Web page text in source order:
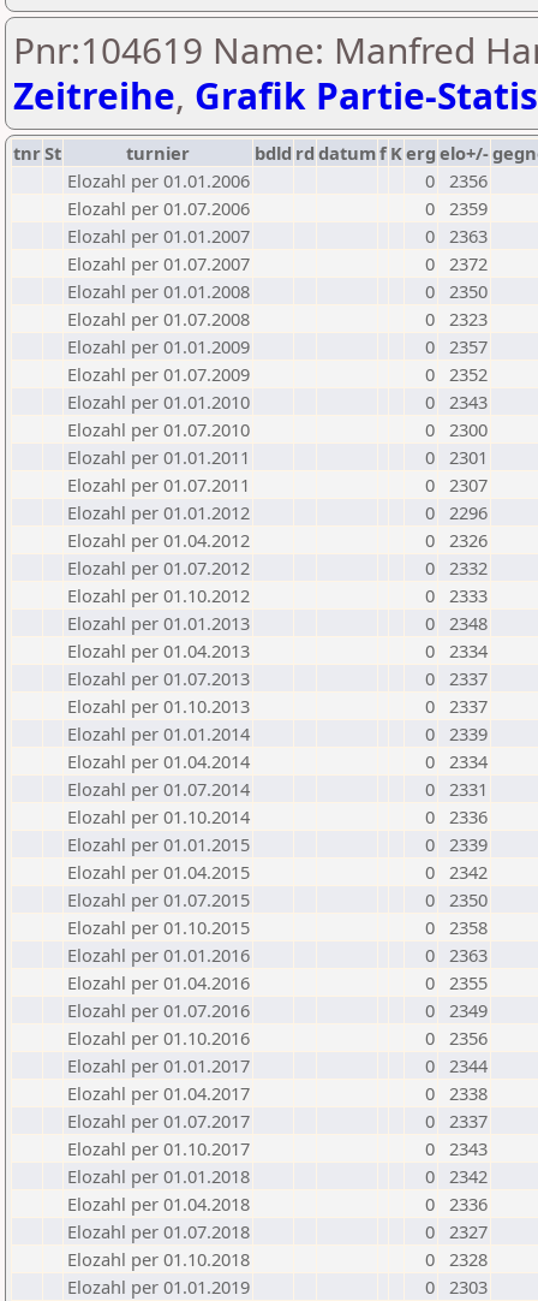
Pnr:104619 Name: Manfred
Zeitreihe, Grafik Partie-
tnrSt turnier bdld rd datumf Kerg elo+/-
Elozahl per 01.01.2006
0 2356
Elozahl per 01.07.2006
0 2359
Elozahl per 01.01.2007
0 2363
Elozahl per 01.07.2007
0 2372
Elozahl per 01.01.2008
0 2350
Elozahl per 01.07.2008
0 2323
Elozahl per 01.01.2009
0 2357
Elozahl per 01.07.2009
0 2352
Elozahl per 01.01.2010
0 2343
Elozahl per 01.07.2010
0 2300
Elozahl per 01.01.2011
0 2301
Elozahl per 01.07.2011
0 2307
Elozahl per 01.01.2012
0 2296
Elozahl per 01.04.2012
0 2326
Elozahl per 01.07.2012
0 2332
Elozahl per 01.10.2012
0 2333
Elozahl per 01.01.2013
0 2348
Elozahl per 01.04.2013
0 2334
Elozahl per 01.07.2013
0 2337
Elozahl per 01.10.2013
0 2337
Elozahl per 01.01.2014
0 2339
Elozahl per 01.04.2014
0 2334
Elozahl per 01.07.2014
0 2331
Elozahl per 01.10.2014
0 2336
Elozahl per 01.01.2015
0 2339
Elozahl per 01.04.2015
0 2342
Elozahl per 01.07.2015
0 2350
Elozahl per 01.10.2015
0 2358
Elozahl per 01.01.2016
0 2363
Elozahl per 01.04.2016
0 2355
Elozahl per 01.07.2016
0 2349
Elozahl per 01.10.2016
0 2356
Elozahl per 01.01.2017
0 2344
Elozahl per 01.04.2017
0 2338
Elozahl per 01.07.2017
0 2337
Elozahl per 01.10.2017
0 2343
Elozahl per 01.01.2018
0 2342
Elozahl per 01.04.2018
0 2336
Elozahl per 01.07.2018
0 2327
Elozahl per 01.10.2018
0 2328
Elozahl per 01.01.2019
0 2303